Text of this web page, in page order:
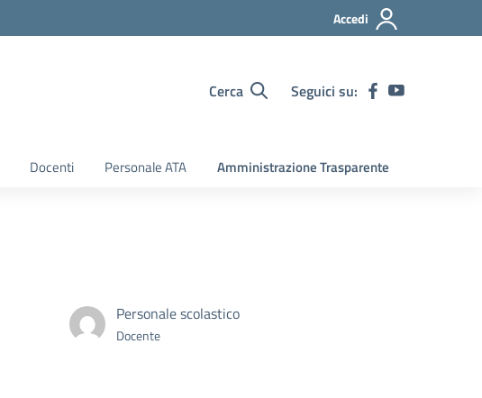
Accedi
Cerca Seguici su:
Docenti Personale ATA Amministrazione Trasparente
Personale scolastico
Docente